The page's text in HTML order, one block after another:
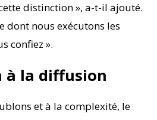
distinction », a-t-il ajouté.
dont nous exécutons les
confiez ».
à la diffusion
et à la complexité, le